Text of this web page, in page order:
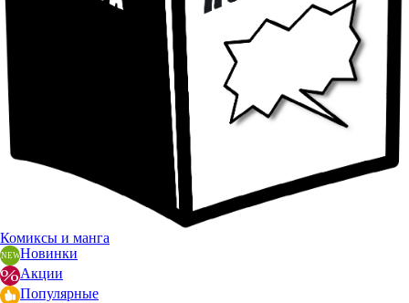
Комиксы и манга
Новинки
Акции
Популярные